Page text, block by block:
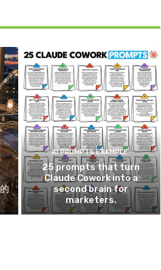
AI PROMPTS EXAMPLE
25 prompts that turn
Claude Cowork into a
second brain for
marketers.